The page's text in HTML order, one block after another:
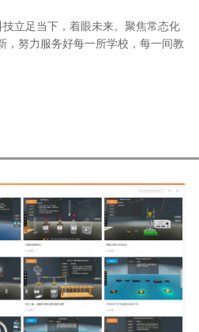
立足当下，着眼未来。聚焦常态化
，努力服务好每一所学校，每一间教